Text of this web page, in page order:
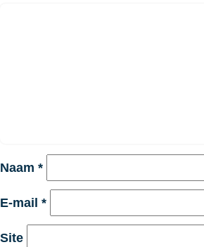
Naam *
E-mail *
Site